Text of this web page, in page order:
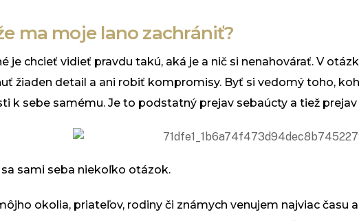
ma moje lano zachrániť?
je chcieť vidieť pravdu takú, aká je a nič si nenahovárať. V
žiaden detail a ani robiť kompromisy. Byť si vedomý toho,
k sebe samému. Je to podstatný prejav sebaúcty a tiež
sami seba niekoľko otázok.
okolia, priateľov, rodiny či známych venujem najviac času